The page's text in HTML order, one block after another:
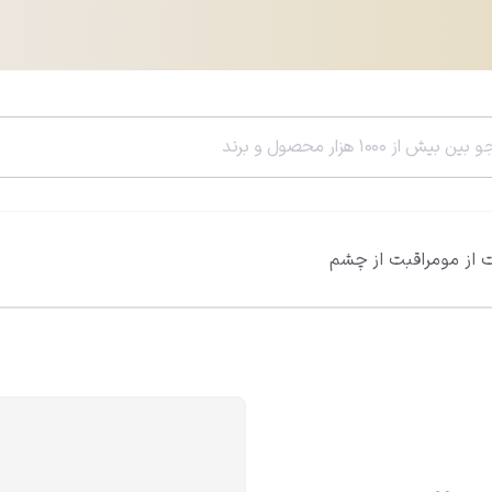
از مومراقبت از چشم